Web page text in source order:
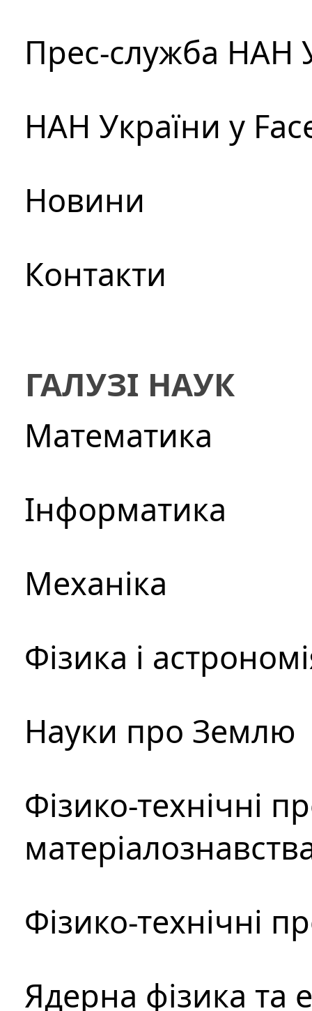
Прес-служба НАН
НАН України у
Новини
Контакти
ГАЛУЗІ НАУК
Математика
Інформатика
Механіка
Фізика і
Науки про Землю
Фізико-технічні
Фізико-технічні
Ядерна фізика та